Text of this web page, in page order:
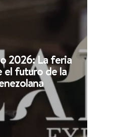
2026: La feria
futuro de la